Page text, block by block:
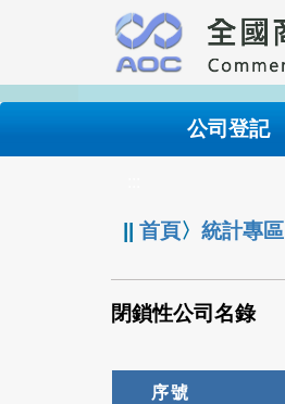
要
內
公司登記
||首頁〉統計專區
閉鎖性公司名錄
序號